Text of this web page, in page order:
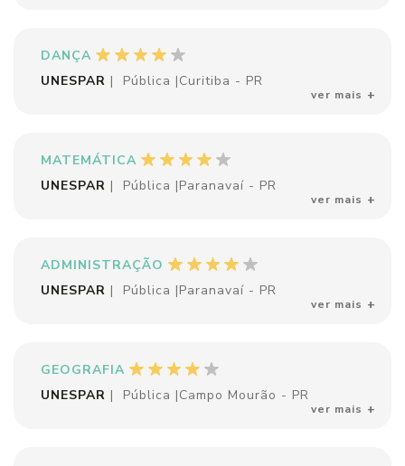
DANÇA
UNESPAR | Pública |Curitiba - PR
ver mais
MATEMÁTICA
UNESPAR | Pública |Paranavaí - PR
ver mais
ADMINISTRAÇÃO
UNESPAR | Pública |Paranavaí - PR
ver mais
GEOGRAFIA
UNESPAR | Pública |Campo Mourão - PR
ver mais